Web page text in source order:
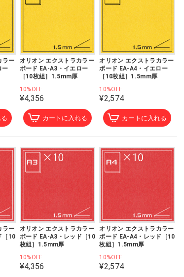
ラー
ー
オリオン エクストラカラー
ボード EA-A3・イエロー
［10枚組］1.5mm厚
10%OFF
¥4,356
カートに入れる
オリオン エクストラカラー
ボード EA-A4・イエロー
［10枚組］1.5mm厚
10%OFF
¥2,574
カートに入れる
ラー
［10
オリオン エクストラカラー
ボード EA-A3・レッド［10
枚組］1.5mm厚
10%OFF
¥4,356
オリオン エクストラカラー
ボード EA-A4・レッド［10
枚組］1.5mm厚
10%OFF
¥2,574